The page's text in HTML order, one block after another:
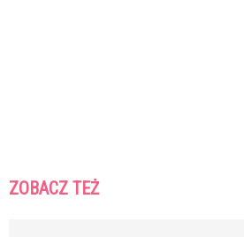
ZOBACZ TEŻ